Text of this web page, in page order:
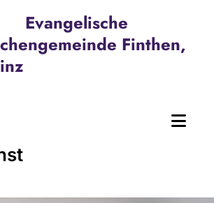
Evangelische
Finthen,